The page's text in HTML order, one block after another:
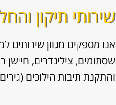
שירותי תיקון
אנו מספקים מגוון שירותים
והתקנת תיבות הילוכים